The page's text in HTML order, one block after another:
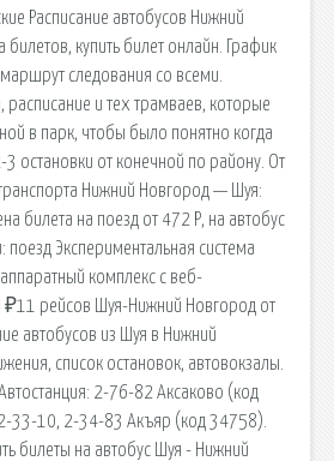
Расписание автобусов Нижний
купить билет онлайн. График
следования со всеми.
расписание и тех трамваев, которые
в парк, чтобы было понятно когда
остановки от конечной по району. От
Нижний Новгород — Шуя:
билета на поезд от 472 Р, на автобус
поезд Экспериментальная система
комплекс с веб-
рейсов Шуя-Нижний Новгород от
автобусов из Шуя в Нижний
список остановок, автовокзалы.
2-76-82 Аксаково (код
33-10, 2-34-83 Акъяр (код 34758).
билеты на автобус Шуя - Нижний